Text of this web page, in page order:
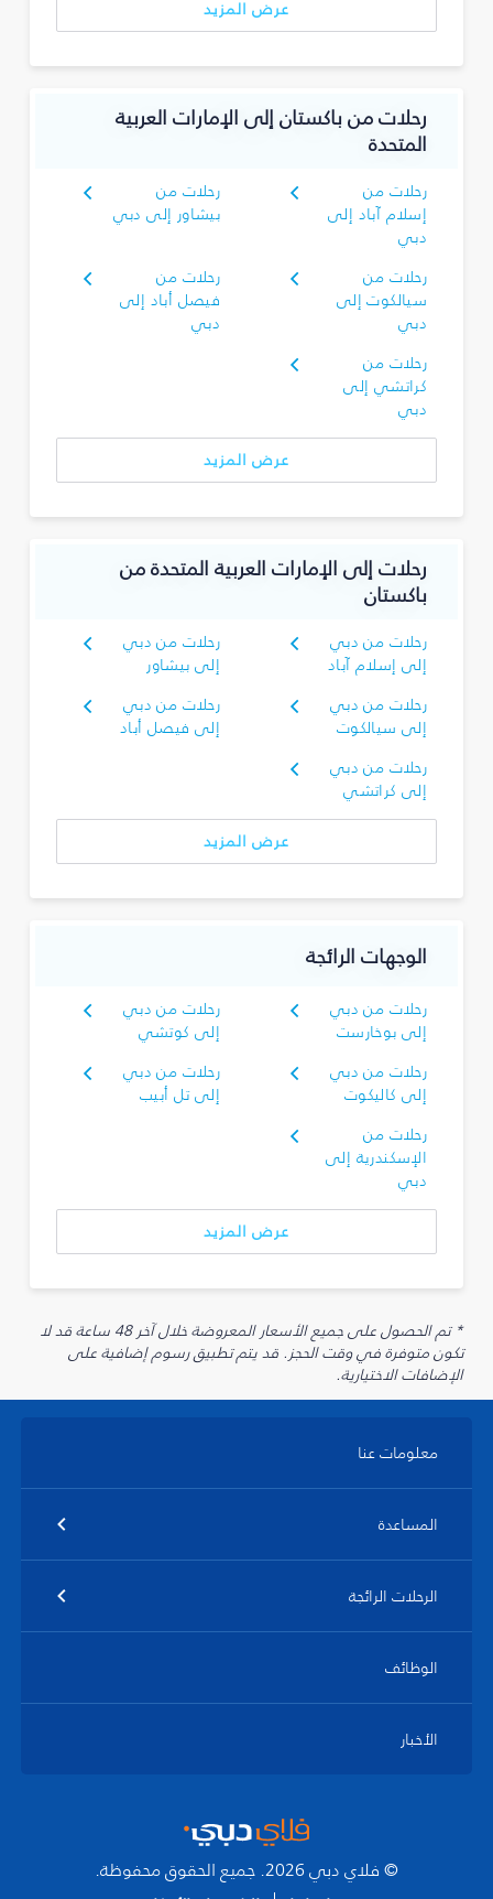
عرض المزيد
رحلات من باكستان إلى الإمارات العربية
المتحدة
رحلات من
إسلام آباد إلى
دبي
رحلات من
بيشاور إلى دبي
رحلات من
سيالكوت إلى
دبي
رحلات من
فيصل أباد إلى
دبي
رحلات من
كراتشي إلى
دبي
عرض المزيد
رحلات إلى الإمارات العربية المتحدة من
باكستان
رحلات من دبي
إلى إسلام آباد
رحلات من دبي
إلى بيشاور
رحلات من دبي
إلى سيالكوت
رحلات من دبي
إلى فيصل أباد
رحلات من دبي
إلى كراتشي
عرض المزيد
الوجهات الرائجة
رحلات من دبي
إلى بوخارست
رحلات من دبي
إلى كوتشي
رحلات من دبي
إلى كاليكوت
رحلات من دبي
إلى تل أبيب
رحلات من
الإسكندرية إلى
دبي
عرض المزيد
* تم الحصول على جميع الأسعار المعروضة خلال آخر 48 ساعة قد لا
تكون متوفرة في وقت الحجز. قد يتم تطبيق رسوم إضافية على
الإضافات الاختيارية.
معلومات عنا
المساعدة
الرحلات الرائجة
الوظائف
الأخبار
© فلاي دبي 2026. جميع الحقوق محفوظة.